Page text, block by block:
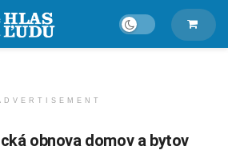
obnova domov a bytov